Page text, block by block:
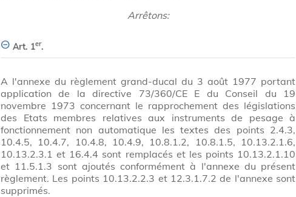
Arrêtons:
Art. 1er.
A l'annexe du règlement grand-ducal du 3 août 1977 portant
application de la directive 73/360/CE E du Conseil du 19
novembre 1973 concernant le rapprochement des législations
des Etats membres relatives aux instruments de pesage à
fonctionnement non automatique les textes des points 2.4.3,
10.4.5, 10.4.7, 10.4.8, 10.4.9, 10.8.1.2, 10.8.1.5, 10.13.2.1.6,
10.13.2.3.1 et 16.4.4 sont remplacés et les points 10.13.2.1.10
et 11.5.1.3 sont ajoutés conformément à l'annexe du présent
règlement. Les points 10.13.2.2.3 et 12.3.1.7.2 de l'annexe sont
supprimés.